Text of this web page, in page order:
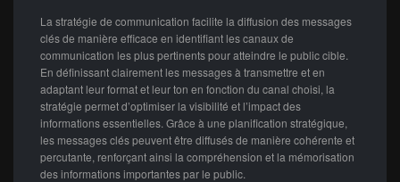
La stratégie de communication facilite la diffusion des messages
clés de manière efficace en identifiant les canaux de
communication les plus pertinents pour atteindre le public cible.
En définissant clairement les messages à transmettre et en
adaptant leur format et leur ton en fonction du canal choisi, la
stratégie permet d’optimiser la visibilité et l’impact des
informations essentielles. Grâce à une planification stratégique,
les messages clés peuvent être diffusés de manière cohérente et
percutante, renforçant ainsi la compréhension et la mémorisation
des informations importantes par le public.